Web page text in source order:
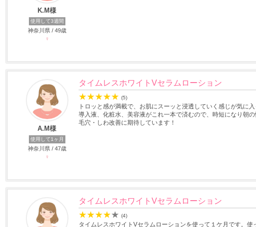
K.M様
使用して3週間
神奈川県 / 49歳
♀
A.M様
使用して1ヶ月
神奈川県 / 47歳
♀
タイムレスホワイトVセラムローション
★★★★★ (5)
トロッと感が満載で、お肌にスーッと浸透していく感じが気に入
導入液、化粧水、美容液がこれ一本で済むので、時短になり朝
毛穴・しわ改善に期待しています！
タイムレスホワイトVセラムローション
★★★★★ (4)
タイムレスホワイトVセラムローションを使って１ケ月です。